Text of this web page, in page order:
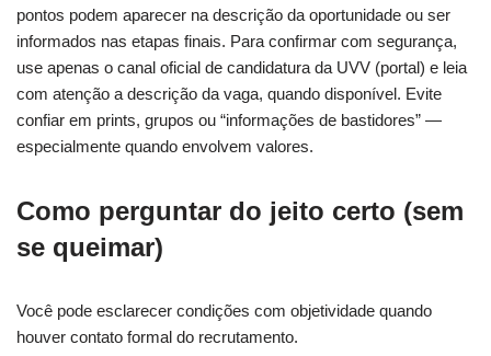
pontos podem aparecer na descrição da oportunidade ou ser
informados nas etapas finais. Para confirmar com segurança,
use apenas o canal oficial de candidatura da UVV (portal) e leia
com atenção a descrição da vaga, quando disponível. Evite
confiar em prints, grupos ou “informações de bastidores” —
especialmente quando envolvem valores.
Como perguntar do jeito certo (sem
se queimar)
Você pode esclarecer condições com objetividade quando
houver contato formal do recrutamento.